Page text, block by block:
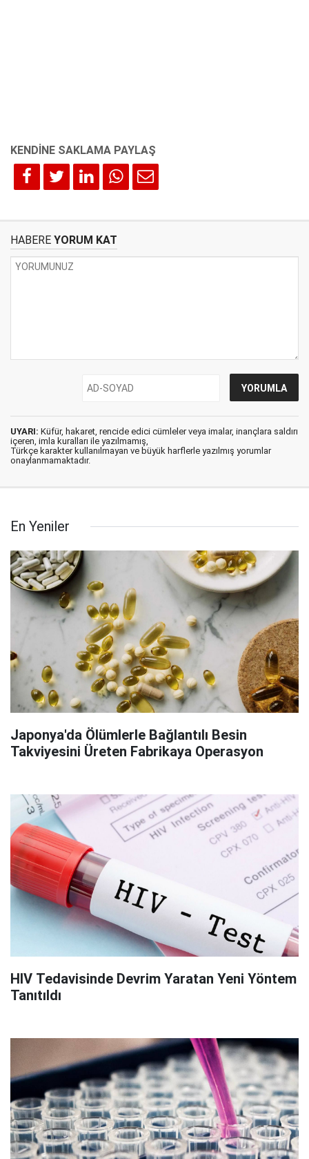
HABERE YORUM KAT
UYARI: Küfür, hakaret, rencide edici cümleler veya imalar, inançlara saldırı
içeren, imla kuralları ile yazılmamış,
Türkçe karakter kullanılmayan ve büyük harflerle yazılmış yorumlar
onaylanmamaktadır.
En Yeniler
Japonya'da Ölümlerle Bağlantılı Besin
Takviyesini Üreten Fabrikaya Operasyon
HIV Tedavisinde Devrim Yaratan Yeni Yöntem
Tanıtıldı